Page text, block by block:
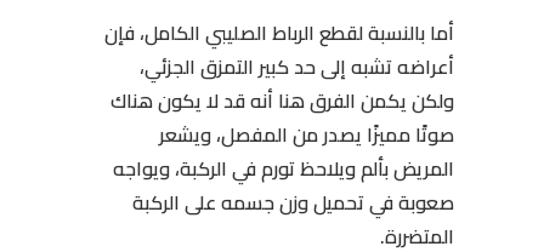
أما بالنسبة لقطع الرباط الصليبي الكامل، فإن
أعراضه تشبه إلى حد كبير التمزق الجزئي،
ولكن يكمن الفرق هنا أنه قد لا يكون هناك
صوتًا مميزًا يصدر من المفصل، ويشعر
المريض بألم ويلاحظ تورم في الركبة، ويواجه
صعوبة في تحميل وزن جسمه على الركبة
المتضررة.